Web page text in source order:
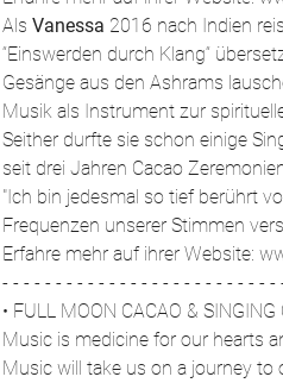
Als Vanessa 2016 nach Indien
“Einswerden durch Klang“
Gesänge aus den Ashrams
Musik als Instrument zur
Seither durfte sie schon einige
seit drei Jahren Cacao
"Ich bin jedesmal so tief berührt
Frequenzen unserer Stimmen
Erfahre mehr auf ihrer Website:
- - - - - - - - - - - - - - - - - - - - - - - - -
• FULL MOON CACAO & SINGING
Music is medicine for our hearts
Music will take us on a journey to